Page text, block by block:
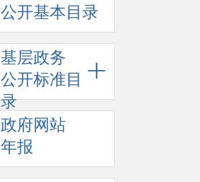
公开基本目录
基层政务
公开标准目
录
政府网站
年报